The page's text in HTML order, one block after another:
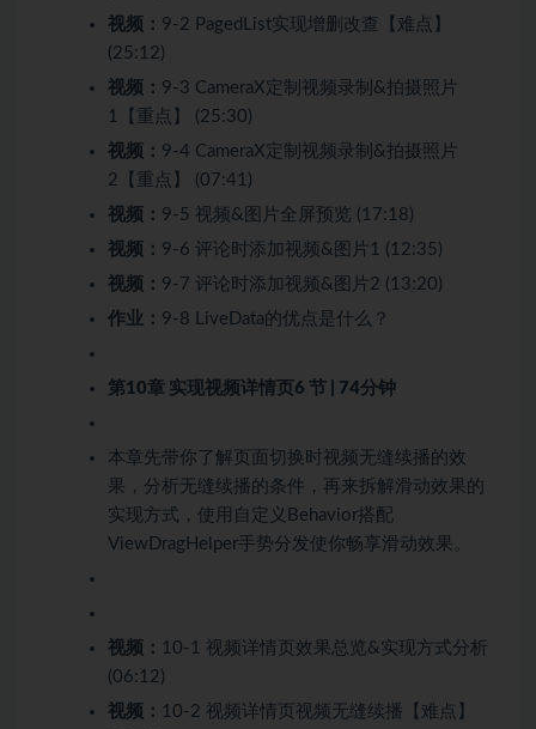
视频： 9-2 PagedList实现增删改查【难点】
(25:12)
视频： 9-3 CameraX定制视频录制&拍摄照片
1【重点】 (25:30)
视频： 9-4 CameraX定制视频录制&拍摄照片
2【重点】 (07:41)
视频： 9-5 视频&图片全屏预览 (17:18)
视频： 9-6 评论时添加视频&图片1 (12:35)
视频： 9-7 评论时添加视频&图片2 (13:20)
作业： 9-8 LiveData的优点是什么？
第10章 实现视频详情页 6 节 | 74分钟
本章先带你了解页面切换时视频无缝续播的效
果，分析无缝续播的条件，再来拆解滑动效果的
实现方式，使用自定义Behavior搭配
ViewDragHelper手势分发使你畅享滑动效果。
视频： 10-1 视频详情页效果总览&实现方式分析
(06:12)
视频： 10-2 视频详情页视频无缝续播【难点】